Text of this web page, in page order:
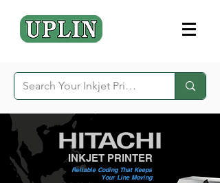
INKJET PRINTER
Reliable Coding That Keeps
Your Line Moving